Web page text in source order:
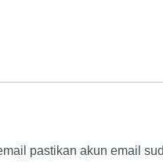
pastikan akun email